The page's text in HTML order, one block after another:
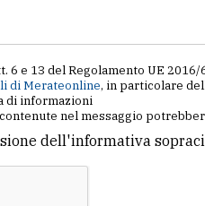
e 13 del Regolamento UE
di Merateonline, in particolare
di informazioni
nel messaggio
dell'informativa